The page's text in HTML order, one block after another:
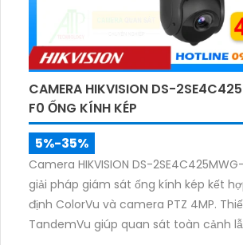
CAMERA HIKVISION DS-
F0 ỐNG KÍNH KÉP
5%-35%
Camera HIKVISION DS-
giải pháp giám sát ống kính kép kết
định ColorVu và camera PTZ 4MP.
TandemVu giúp quan sát toàn cảnh